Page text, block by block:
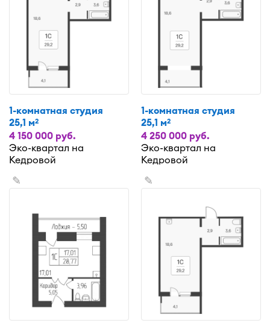
1-комнатная студия
25,1 м2
4 150 000 руб.
Эко-квартал на
Кедровой
1-комнатная студия
25,1 м2
4 250 000 руб.
Эко-квартал на
Кедровой
✎ ✎